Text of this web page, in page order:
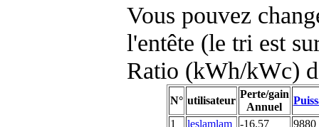
Vous pouvez
l'entête (le tri est
Ratio (kWh/kWc)
N° utilisateur
Perte/gain
Annuel
1
leslamlam -16.57
9880